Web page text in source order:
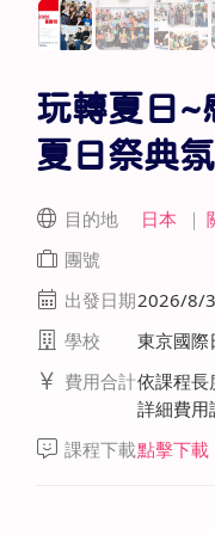
玩轉夏日~
夏日祭典
目的地 日本 ｜
團號
出發日期2026/8/3
學校
東京國際
費用合計依課程長
詳細費用
課程下載點擊下載